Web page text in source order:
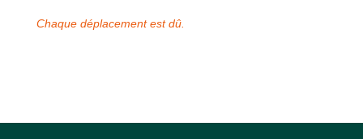
Chaque déplacement est dû.